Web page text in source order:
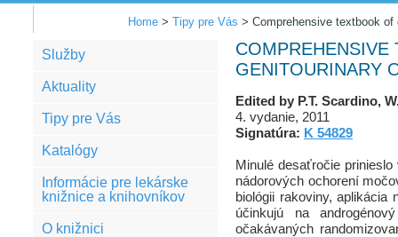
Home > Tipy pre Vás > Comprehensive textbook of
Služby
Aktuality
Tipy pre Vás
Katalógy
Informácie pre lekárske
knižnice a knihovníkov
O knižnici
COMPREHENSIVE
GENITOURINARY
Edited by P.T. Scardino,
4. vydanie, 2011
Signatúra: K 54829
Minulé desaťročie
nádorových ochorení
biológii rakoviny, aplikácia
účinkujú na
očakávaných